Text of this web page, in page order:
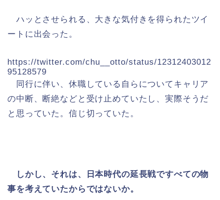
ハッとさせられる、大きな気付きを得られたツイ
ートに出会った。
https://twitter.com/chu__otto/status/12312403012
95128579
同行に伴い、休職している自らについてキャリア
の中断、断絶などと受け止めていたし、実際そうだ
と思っていた。信じ切っていた。
しかし、それは、日本時代の延長戦ですべての物
事を考えていたからではないか。